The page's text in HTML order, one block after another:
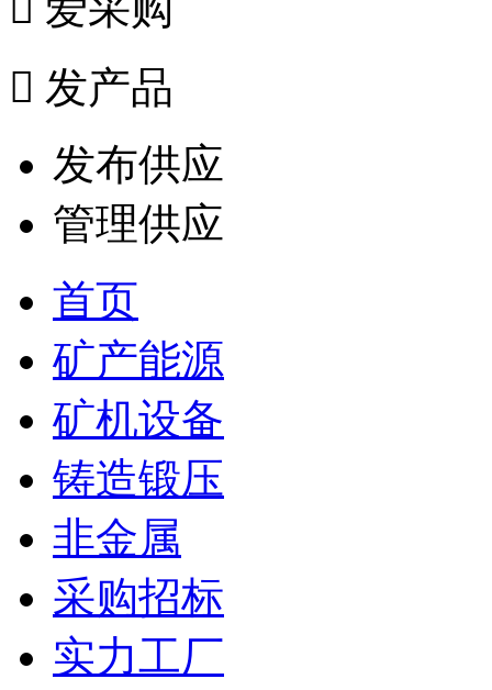
 发产品
发布供应
管理供应
首页
矿产能源
矿机设备
铸造锻压
非金属
采购招标
实力工厂